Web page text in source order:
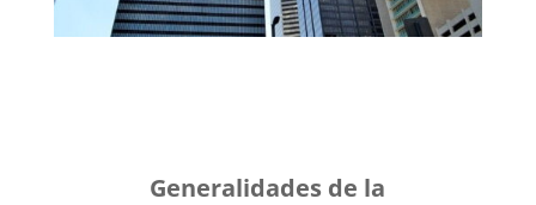
Generalidades de la